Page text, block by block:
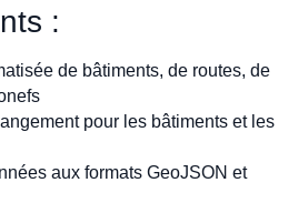
:
de bâtiments, de routes, de
pour les bâtiments et les
aux formats GeoJSON et